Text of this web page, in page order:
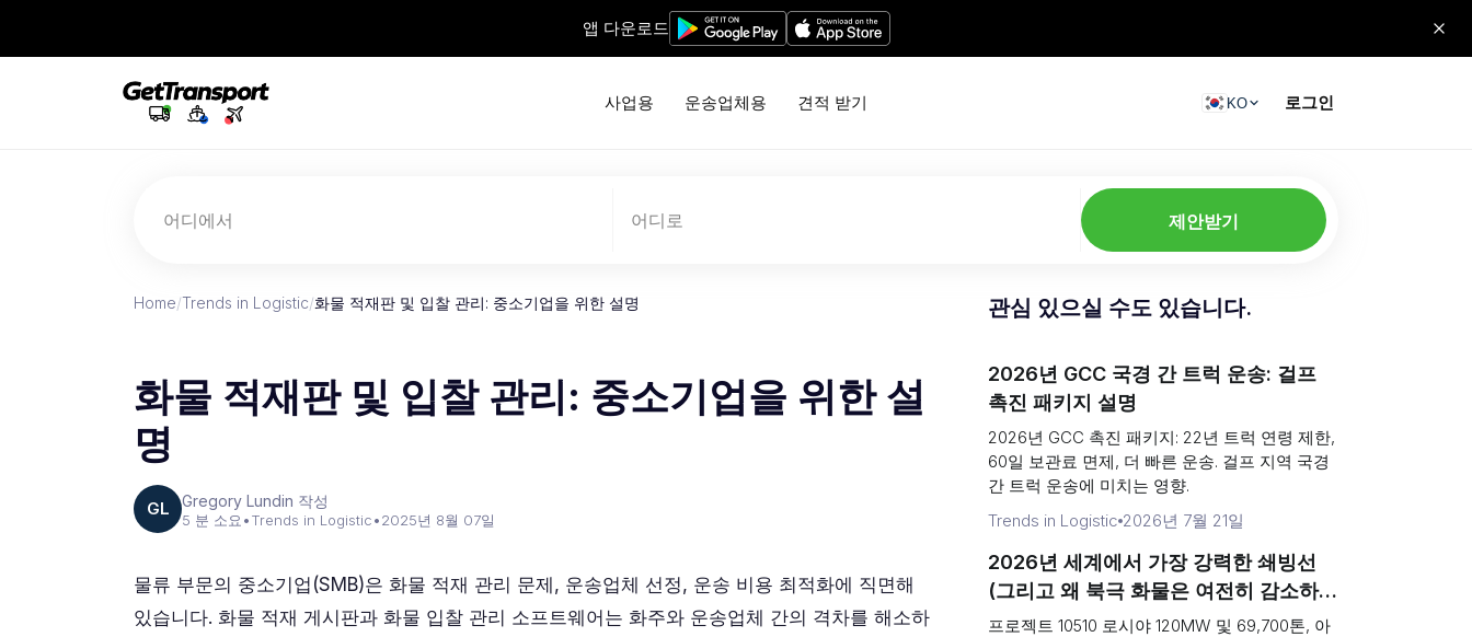
앱 다운로드
사업용 운송업체용 견적 받기 KO 로그인
어디에서 어디로 제안받기
Home/Trends in Logistic/화물 적재판 및 입찰 관리: 중소기업을 위한 설명
화물 적재판 및 입찰 관리: 중소기업을 위한 설
명
GL Gregory Lundin 작성
5 분 소요 •Trends in Logistic•2025년 8월 07일
물류 부문의 중소기업(SMB)은 화물 적재 관리 문제, 운송업체 선정, 운송 비용 최적화에 직면해
있습니다. 화물 적재 게시판과 화물 입찰 관리 소프트웨어는 화주와 운송업체 간의 격차를 해소하
관심 있으실 수도 있습니다.
2026년 GCC 국경 간 트럭 운송: 걸프
촉진 패키지 설명
2026년 GCC 촉진 패키지: 22년 트럭 연령 제한,
60일 보관료 면제, 더 빠른 운송. 걸프 지역 국경
간 트럭 운송에 미치는 영향.
Trends in Logistic 2026년 7월 21일
2026년 세계에서 가장 강력한 쇄빙선
(그리고 왜 북극 화물은 여전히 ​​감소하는
가)
프로젝트 10510 로시야 120MW 및 69,700톤, 아